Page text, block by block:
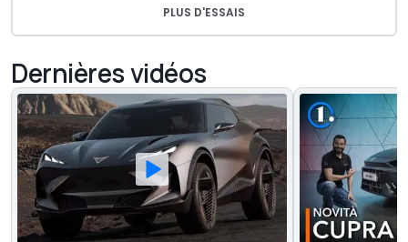
PLUS D'ESSAIS
Dernières vidéos